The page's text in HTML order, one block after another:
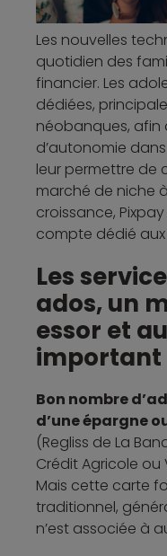
Les nouvelles
quotidien des
financier. Les
dédiées,
néobanques,
d’autonomie
leur permettre de
marché de niche
croissance,
compte dédié
Les
ados, un
essor et
important
Bon nombre
d’une épargne
(Regliss de La
Crédit Agricole ou
Mais cette carte
traditionnel,
n’est associée à